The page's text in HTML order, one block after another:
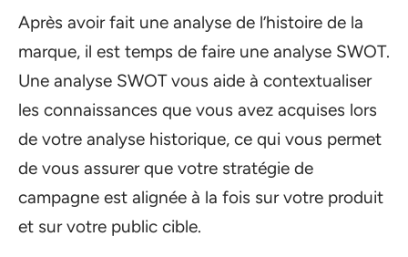
Après avoir fait une analyse de l’histoire de la
marque, il est temps de faire une analyse SWOT.
Une analyse SWOT vous aide à contextualiser
les connaissances que vous avez acquises lors
de votre analyse historique, ce qui vous permet
de vous assurer que votre stratégie de
campagne est alignée à la fois sur votre produit
et sur votre public cible.